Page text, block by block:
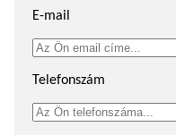
E-mail
Telefonszám